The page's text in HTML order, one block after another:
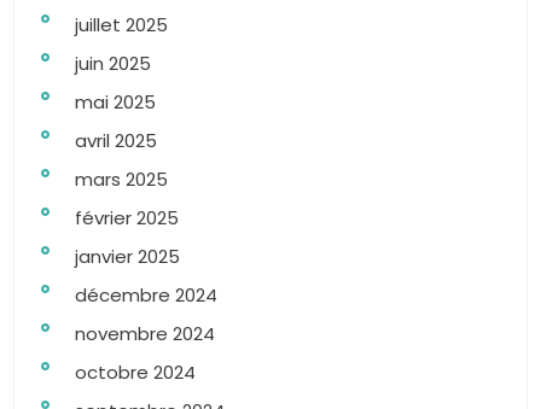
juillet 2025
juin 2025
mai 2025
avril 2025
mars 2025
février 2025
janvier 2025
décembre 2024
novembre 2024
octobre 2024